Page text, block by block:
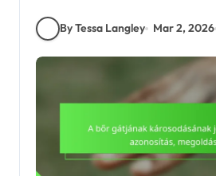
By Tessa Langley Mar 2, 2026